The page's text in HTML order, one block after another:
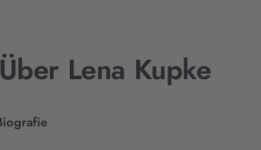
Über Lena Kupke